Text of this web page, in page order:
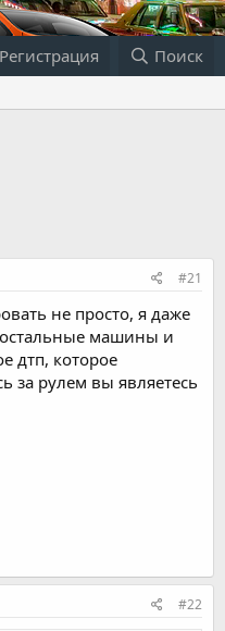
Регистрация Поиск
#21
не просто, я даже
остальные машины и
дтп, которое
за рулем вы являетесь
#22